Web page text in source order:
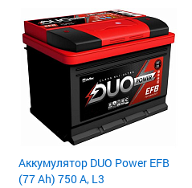
Аккумулятор DUO Power EFB
(77 Ah) 750 А, L3